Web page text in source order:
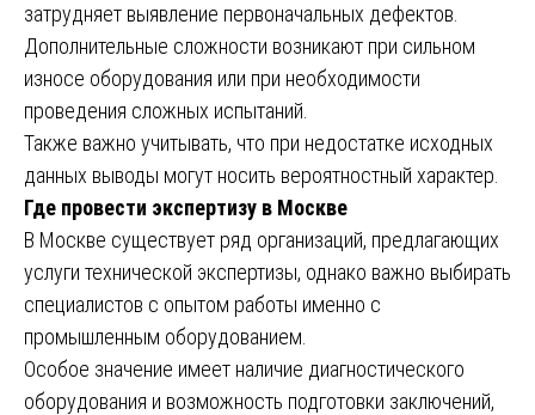
затрудняет выявление первоначальных дефектов.
Дополнительные сложности возникают при сильном
износе оборудования или при необходимости
проведения сложных испытаний.
Также важно учитывать, что при недостатке исходных
данных выводы могут носить вероятностный характер.
Где провести экспертизу в Москве
В Москве существует ряд организаций, предлагающих
услуги технической экспертизы, однако важно выбирать
специалистов с опытом работы именно с
промышленным оборудованием.
Особое значение имеет наличие диагностического
оборудования и возможность подготовки заключений,